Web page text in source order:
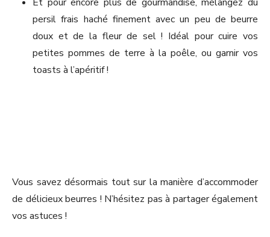
persil frais haché finement avec un peu de beurre
doux et de la fleur de sel ! Idéal pour cuire vos
petites pommes de terre à la poêle, ou garnir vos
toasts à l’apéritif !
Vous savez désormais tout sur la manière d’accommoder
de délicieux beurres ! N’hésitez pas à partager également
vos astuces !